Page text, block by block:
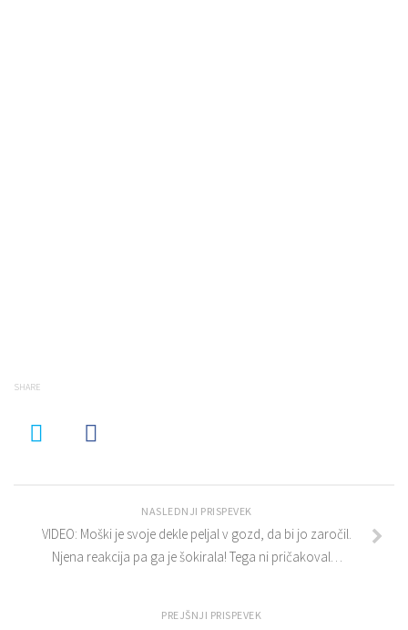
SHARE
NASLEDNJI PRISPEVEK
VIDEO: Moški je svoje dekle peljal v gozd, da bi jo zaročil.
Njena reakcija pa ga je šokirala! Tega ni pričakoval…
PREJŠNJI PRISPEVEK